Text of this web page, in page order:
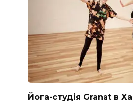
Йога-студія Granat в